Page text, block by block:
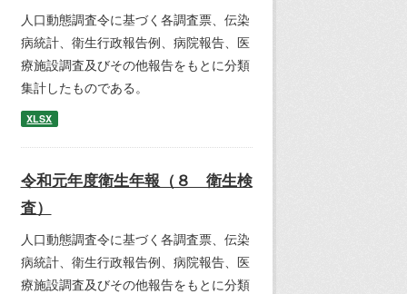
人口動態調査令に基づく各調査票、伝染
病統計、衛生行政報告例、病院報告、医
療施設調査及びその他報告をもとに分類
集計したものである。
XLSX
令和元年度衛生年報（８ 衛生検
査）
人口動態調査令に基づく各調査票、伝染
病統計、衛生行政報告例、病院報告、医
療施設調査及びその他報告をもとに分類